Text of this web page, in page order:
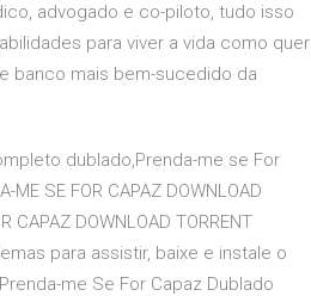
advogado e co-piloto, tudo isso
para viver a vida como quer
banco mais bem-sucedido da
dublado,Prenda-me se For
SE FOR CAPAZ DOWNLOAD
CAPAZ DOWNLOAD TORRENT
para assistir, baixe e instale o
me Se For Capaz Dublado